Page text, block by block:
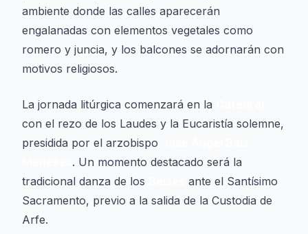
ambiente donde las calles aparecerán
engalanadas con elementos vegetales como
romero y juncia, y los balcones se adornarán con
motivos religiosos.
La jornada litúrgica comenzará en la
con el rezo de los Laudes y la Eucaristía solemne,
presidida por el arzobispo
. Un momento destacado será la
tradicional danza de los
ante el Santísimo
Sacramento, previo a la salida de la Custodia de
Arfe.